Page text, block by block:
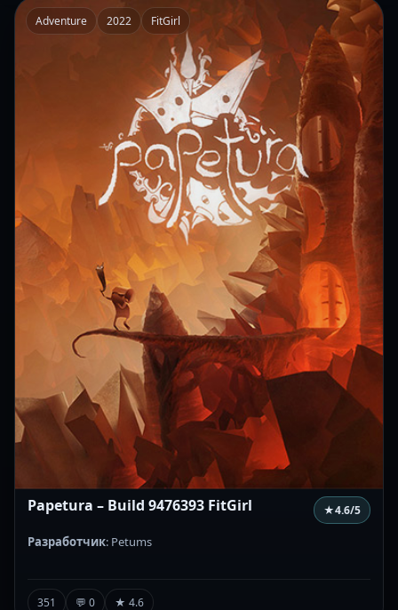
Adventure 2022 FitGirl
Papetura – Build 9476393 FitGirl ★4.6/5
Разработчик: Petums
351 💬 0 ★ 4.6